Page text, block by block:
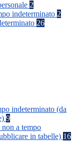
2
indeterminato 2
26
indeterminato (da
9
a tempo
in tabelle) 16